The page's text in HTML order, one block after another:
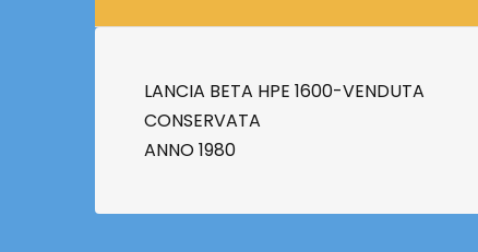
LANCIA BETA HPE 1600-VENDUTA
CONSERVATA
ANNO 1980